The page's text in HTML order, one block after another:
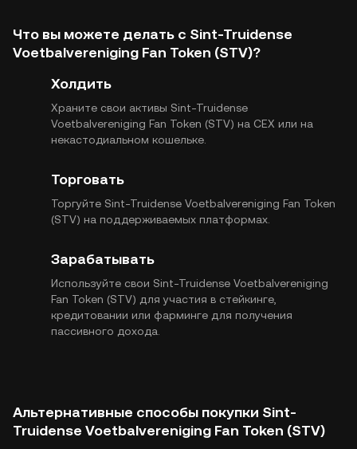
Что вы можете делать с Sint-Truidense
Voetbalvereniging Fan Token (STV)?
Холдить
Храните свои активы Sint-Truidense
Voetbalvereniging Fan Token (STV) на CEX или на
некастодиальном кошельке.
Торговать
Торгуйте Sint-Truidense Voetbalvereniging Fan Token
(STV) на поддерживаемых платформах.
Зарабатывать
Используйте свои Sint-Truidense Voetbalvereniging
Fan Token (STV) для участия в стейкинге,
кредитовании или фарминге для получения
пассивного дохода.
Альтернативные способы покупки Sint-
Truidense Voetbalvereniging Fan Token (STV)